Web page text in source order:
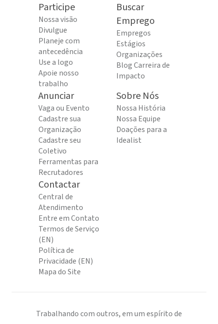
Participe
Nossa visão
Divulgue
Planeje com
antecedência
Use a logo
Apoie nosso
trabalho
Buscar
Emprego
Empregos
Estágios
Organizações
Blog Carreira de
Impacto
Anunciar
Vaga ou Evento
Cadastre sua
Organização
Cadastre seu
Coletivo
Ferramentas para
Recrutadores
Sobre Nós
Nossa História
Nossa Equipe
Doações para a
Idealist
Contactar
Central de
Atendimento
Entre em Contato
Termos de Serviço
(EN)
Política de
Privacidade (EN)
Mapa do Site
Trabalhando com outros, em um espírito de